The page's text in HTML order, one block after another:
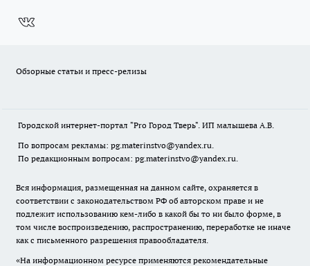
Обзорные статьи и пресс-релизы
Городской интернет-портал "Pro Город Тверь". ИП малышева А.В.
По вопросам рекламы: pg.materinstvo@yandex.ru.
По редакционным вопросам: pg.materinstvo@yandex.ru.
Вся информация, размещенная на данном сайте, охраняется в
соответствии с законодательством РФ об авторском праве и не
подлежит использованию кем-либо в какой бы то ни было форме, в
том числе воспроизведению, распространению, переработке не иначе
как с письменного разрешения правообладателя.
«На информационном ресурсе применяются рекомендательные